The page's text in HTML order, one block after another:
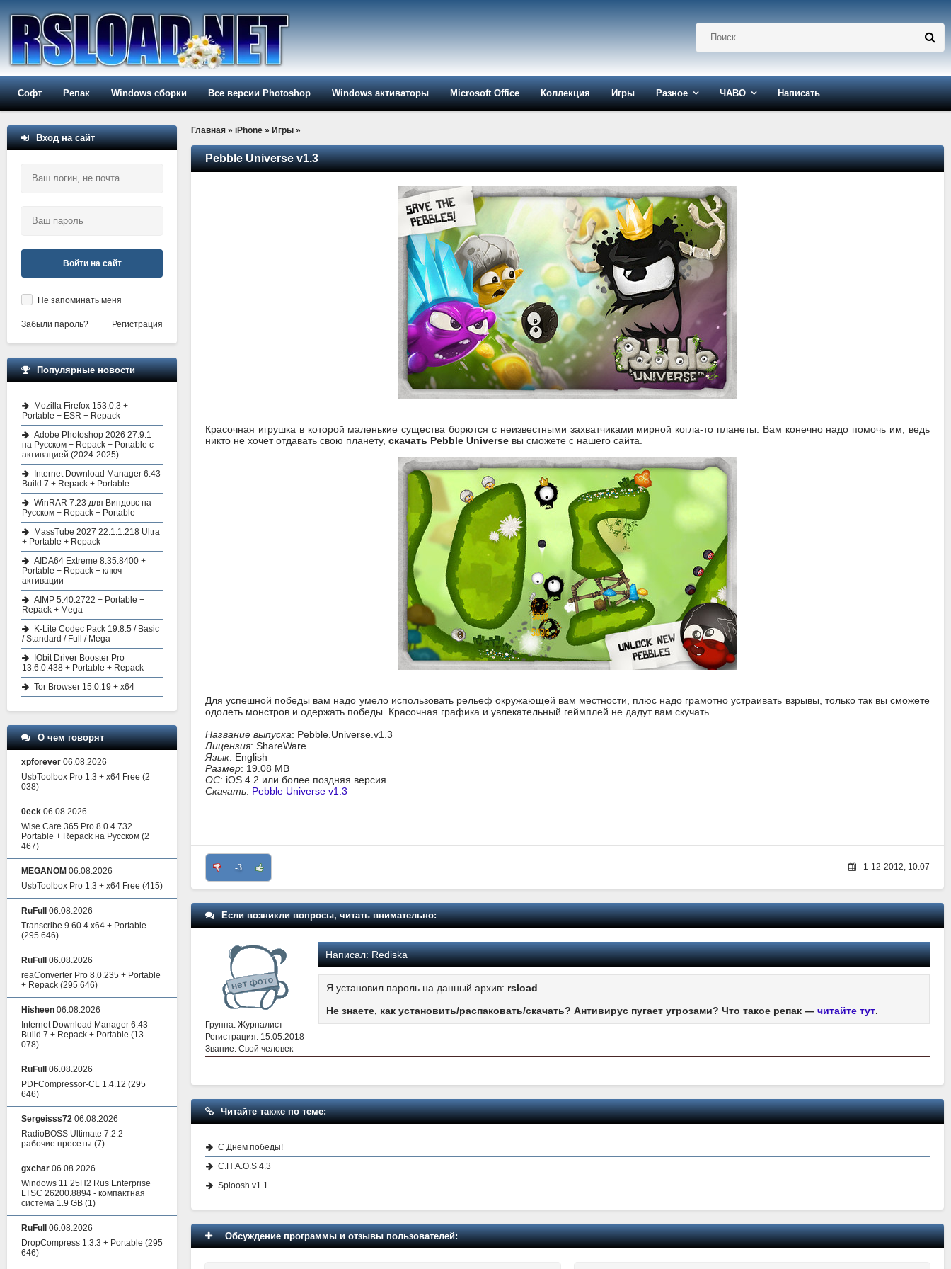
Софт Репак Windows сборки Все версии Photoshop Windows активаторы Microsoft Office Коллекция Игры Разное ЧАВО Написать
Главная » iPhone » Игры »
Pebble Universe v1.3
Красочная игрушка в которой маленькие существа борются с неизвестными захватчиками мирной когла-то планеты. Вам конечно надо помочь им, ведь
никто не хочет отдавать свою планету, скачать Pebble Universe вы сможете с нашего сайта.
Для успешной победы вам надо умело использовать рельеф окружающей вам местности, плюс надо грамотно устраивать взрывы, только так вы сможете
одолеть монстров и одержать победы. Красочная графика и увлекательный геймплей не дадут вам скучать.
Название выпуска: Pebble.Universe.v1.3
Лицензия: ShareWare
Язык: English
Размер: 19.08 MB
ОС: iOS 4.2 или более поздняя версия
Скачать: Pebble Universe v1.3
-3 1-12-2012, 10:07
Если возникли вопросы, читать внимательно:
Группа: Журналист
Регистрация: 15.05.2018
Звание: Свой человек
Написал:Rediska
Я установил пароль на данный архив: rsload
Не знаете, как установить/распаковать/скачать? Антивирус пугает угрозами? Что такое репак — читайте тут.
Читайте также по теме:
C Днем победы!
C.H.A.O.S 4.3
Sploosh v1.1
Обсуждение программы и отзывы пользователей:
Вход на сайт
Войти на сайт
Не запоминать меня
Забыли пароль? Регистрация
Популярные новости
Mozilla Firefox 153.0.3 +
Portable + ESR + Repack
Adobe Photoshop 2026 27.9.1
на Русском + Repack + Portable с
активацией (2024-2025)
Internet Download Manager 6.43
Build 7 + Repack + Portable
WinRAR 7.23 для Виндовс на
Русском + Repack + Portable
MassTube 2027 22.1.1.218 Ultra
+ Portable + Repack
AIDA64 Extreme 8.35.8400 +
Portable + Repack + ключ
активации
AIMP 5.40.2722 + Portable +
Repack + Mega
K-Lite Codec Pack 19.8.5 / Basic
/ Standard / Full / Mega
IObit Driver Booster Pro
13.6.0.438 + Portable + Repack
Tor Browser 15.0.19 + x64
О чем говорят
xpforever 06.08.2026
UsbToolbox Pro 1.3 + x64 Free (2
038)
0eck 06.08.2026
Wise Care 365 Pro 8.0.4.732 +
Portable + Repack на Русском (2
467)
MEGANOM 06.08.2026
UsbToolbox Pro 1.3 + x64 Free (415)
RuFull
06.08.2026
Transcribe 9.60.4 x64 + Portable
(295 646)
RuFull
06.08.2026
reaConverter Pro 8.0.235 + Portable
+ Repack (295 646)
Hisheen 06.08.2026
Internet Download Manager 6.43
Build 7 + Repack + Portable (13
078)
RuFull
06.08.2026
PDFCompressor-CL 1.4.12 (295
646)
Sergeisss72 06.08.2026
RadioBOSS Ultimate 7.2.2 -
рабочие пресеты (7)
gxchar 06.08.2026
Windows 11 25H2 Rus Enterprise
LTSC 26200.8894 - компактная
система 1.9 GB (1)
RuFull
06.08.2026
DropCompress 1.3.3 + Portable (295
646)